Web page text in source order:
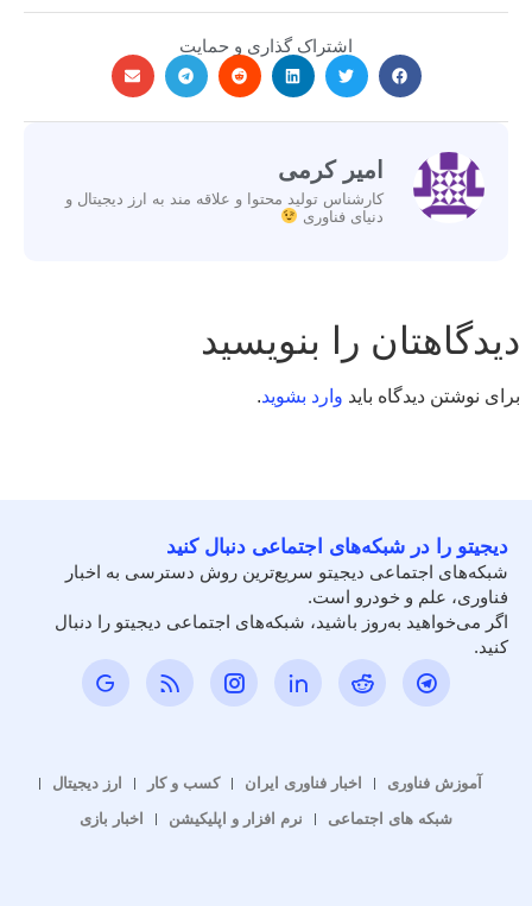
اشتراک گذاری و حمایت
امیر کرمی
کارشناس تولید محتوا و علاقه مند به ارز دیجیتال و
دنیای فناوری
دیدگاهتان را بنویسید
برای نوشتن دیدگاه باید وارد بشوید.
دیجیتو را در شبکه‌های اجتماعی دنبال کنید
شبکه‌های اجتماعی دیجیتو سریع‌ترین روش دسترسی به اخبار
فناوری، علم و خودرو است.
اگر می‌خواهید به‌روز باشید، شبکه‌های اجتماعی دیجیتو را دنبال
کنید.
آموزش فناوری اخبار فناوری ایران کسب و کار
ارز دیجیتال
شبکه های اجتماعی
نرم افزار و اپلیکیشن اخبار بازی